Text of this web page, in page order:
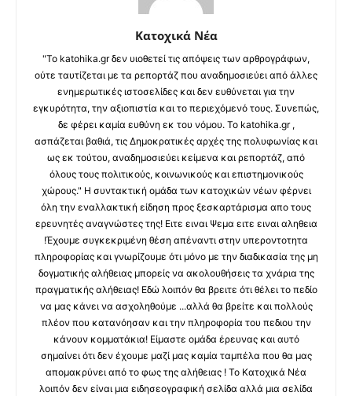
Κατοχικά Νέα
"Το katohika.gr δεν υιοθετεί τις απόψεις των αρθρογράφων,
ούτε ταυτίζεται με τα ρεπορτάζ που αναδημοσιεύει από άλλες
ενημερωτικές ιστοσελίδες και δεν ευθύνεται για την
εγκυρότητα, την αξιοπιστία και το περιεχόμενό τους. Συνεπώς,
δε φέρει καμία ευθύνη εκ του νόμου. Το katohika.gr ,
ασπάζεται βαθιά, τις Δημοκρατικές αρχές της πολυφωνίας και
ως εκ τούτου, αναδημοσιεύει κείμενα και ρεπορτάζ, από
όλους τους πολιτικούς, κοινωνικούς και επιστημονικούς
χώρους." Η συντακτική ομάδα των κατοχικών νέων φέρνει
όλη την εναλλακτική είδηση προς ξεσκαρτάρισμα απο τους
ερευνητές αναγνώστες της! Ειτε ειναι Ψεμα ειτε ειναι αληθεια
!Έχουμε συγκεκριμένη θέση απέναντι στην υπεροντοτητα
πληροφορίας και γνωρίζουμε ότι μόνο με την διαδικασία της μη
δογματικής αλήθειας μπορείς να ακολουθήσεις τα χνάρια της
πραγματικής αλήθειας! Εδώ λοιπόν θα βρειτε ότι θέλει το πεδίο
να μας κάνει να ασχοληθούμε ...αλλά θα βρείτε και πολλούς
πλέον που κατανόησαν και την πληροφορία του πεδιου την
κάνουν κομματάκια! Είμαστε ομάδα έρευνας και αυτό
σημαίνει ότι δεν έχουμε μαζί μας καμία ταμπέλα που θα μας
απομακρύνει από το φως της αλήθειας ! Το Κατοχικά Νέα
λοιπόν δεν είναι μια ειδησεογραφική σελίδα αλλά μια σελίδα